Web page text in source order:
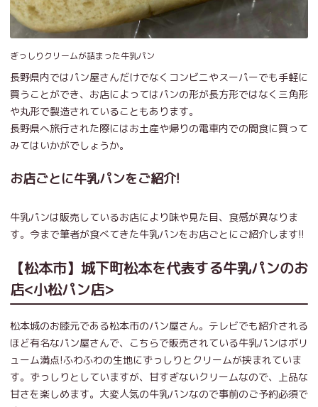
ぎっしりクリームが詰まった牛乳パン
長野県内ではパン屋さんだけでなくコンビニやスーパーでも手軽に
買うことができ、お店によってはパンの形が長方形ではなく三角形
や丸形で製造されていることもあります。
長野県へ旅行された際にはお土産や帰りの電車内での間食に買って
みてはいかがでしょうか。
お店ごとに牛乳パンをご紹介!
牛乳パンは販売しているお店により味や見た目、食感が異なりま
す。今まで筆者が食べてきた牛乳パンをお店ごとにご紹介します!!
【松本市】城下町松本を代表する牛乳パンのお
店<小松パン店>
松本城のお膝元である松本市のパン屋さん。テレビでも紹介される
ほど有名なパン屋さんで、こちらで販売されている牛乳パンはボリ
ューム満点!ふわふわの生地にずっしりとクリームが挟まれていま
す。ずっしりとしていますが、甘すぎないクリームなので、上品な
甘さを楽しめます。大変人気の牛乳パンなので事前のご予約必須で